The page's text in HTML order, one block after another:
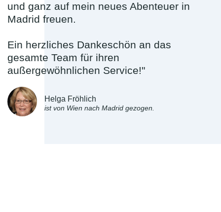
und ganz auf mein neues Abenteuer in
Madrid freuen.
Ein herzliches Dankeschön an das
gesamte Team für ihren
außergewöhnlichen Service!"
Helga Fröhlich
ist von Wien nach Madrid gezogen.